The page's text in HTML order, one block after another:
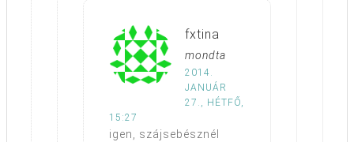
fxtina
mondta
2014.
JANUÁR
27., HÉTFŐ,
15:27
igen, szájsebésznél